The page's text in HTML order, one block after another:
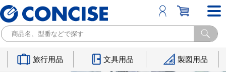
旅行用品 文具用品 製図用品